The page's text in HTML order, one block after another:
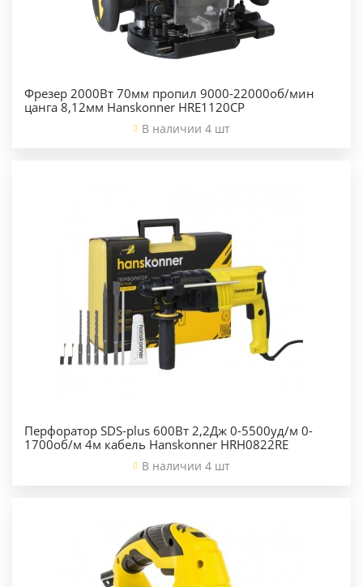
Фрезер 2000Вт 70мм пропил 9000-22000об/мин
цанга 8,12мм Hanskonner HRE1120CP
В наличии 4 шт
Перфоратор SDS-plus 600Вт 2,2Дж 0-5500уд/м 0-
1700об/м 4м кабель Hanskonner HRH0822RE
В наличии 4 шт